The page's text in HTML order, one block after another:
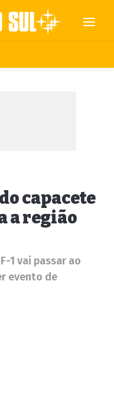
capacete
a região
1 vai passar ao
evento de